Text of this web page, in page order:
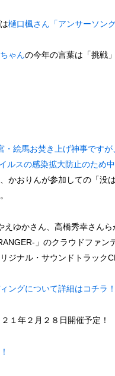
樋口楓さん「アンサーソン
ゃんの今年の言葉は「挑戦
・絵馬お焚き上げ神事ですが
ルスの感染拡大防止のため
かおりんが参加しての「没
ゆかさん、高橋秀幸さんら
」のクラウドファン
ジナル・サウンドトラック
ングについて詳細はコチラ！
１年２月２８日開催予定！